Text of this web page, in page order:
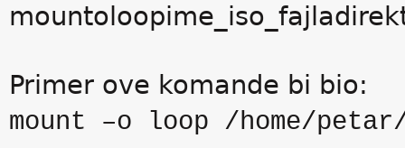
Primer ove komande bi bio:
mount –o loop /home/